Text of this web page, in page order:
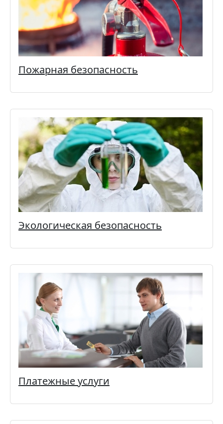
Пожарная безопасность
Экологическая безопасность
Платежные услуги